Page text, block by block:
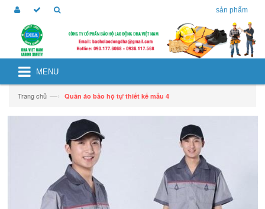
sản phẩm
MENU
Trang chủ —› Quần áo bảo hộ tự thiết kế mẫu 4